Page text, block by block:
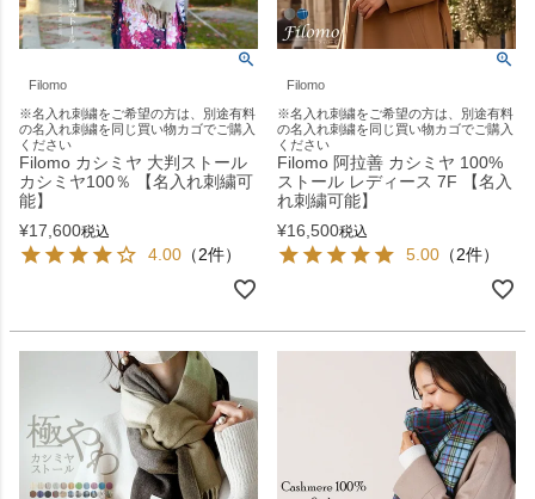
Filomo
※名入れ刺繍をご希望の方は、別途有料
の名入れ刺繍を同じ買い物カゴでご購入
ください
Filomo カシミヤ 大判ストール
カシミヤ100％ 【名入れ刺繍可
能】
¥17,600税込
4.00 （2件）
Filomo
※名入れ刺繍をご希望の方は、別途有料
の名入れ刺繍を同じ買い物カゴでご購入
ください
Filomo 阿拉善 カシミヤ 100%
ストール レディース 7F 【名入
れ刺繍可能】
¥16,500税込
5.00 （2件）